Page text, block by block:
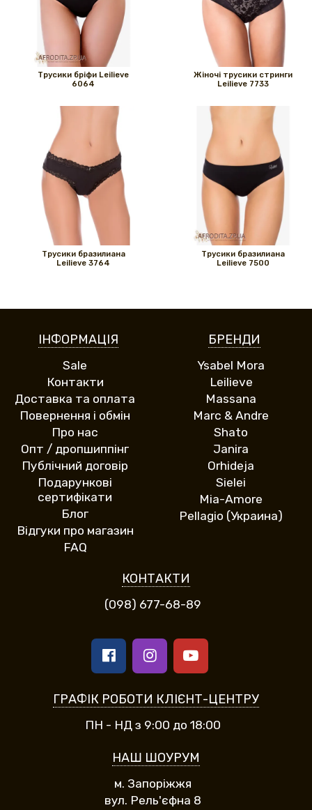
Трусики бріфи Leilieve
6064
Жіночі трусики стринги
Leilieve 7733
Трусики бразилиана
Leilieve 3764
Трусики бразилиана
Leilieve 7500
ІНФОРМАЦІЯ
Sale
Контакти
Доставка та оплата
Повернення і обмін
Про нас
Опт / дропшиппінг
Публічний договір
Подарункові
сертифікати
Блог
Відгуки про магазин
FAQ
БРЕНДИ
Ysabel Mora
Leilieve
Massana
Marc & Andre
Shato
Janira
Orhideja
Sielei
Mia-Amore
Pellagio (Украина)
КОНТАКТИ
(098) 677-68-89
ГРАФІК РОБОТИ КЛІЄНТ-ЦЕНТРУ
ПН - НД з 9:00 до 18:00
НАШ ШОУРУМ
м. Запоріжжя
вул. Рель'єфна 8